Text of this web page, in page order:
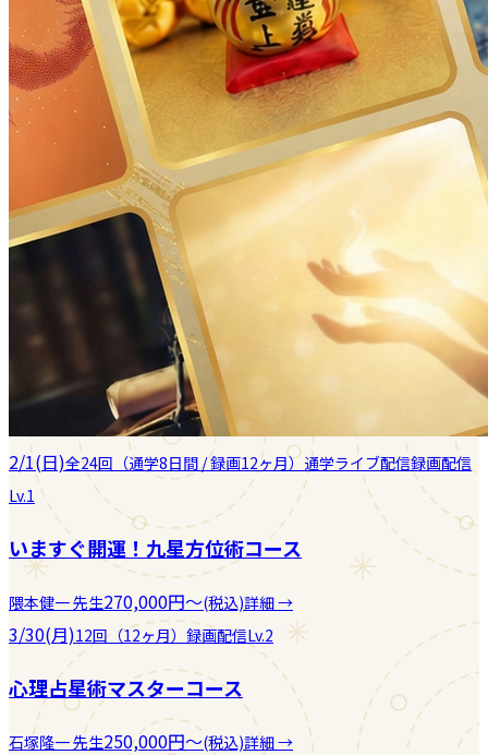
2/1(日)全24回（通学8日間 / 録画12ヶ月） 通学ライブ配信録画配信
Lv.1
いますぐ開運！九星方位術コース
隈本健一先生270,000円〜(税込)詳細 →
3/30(月)12回（12ヶ月） 録画配信Lv.2
心理占星術マスターコース
石塚隆一先生250,000円〜(税込)詳細 →